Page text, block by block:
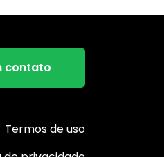
contato
Termos de uso